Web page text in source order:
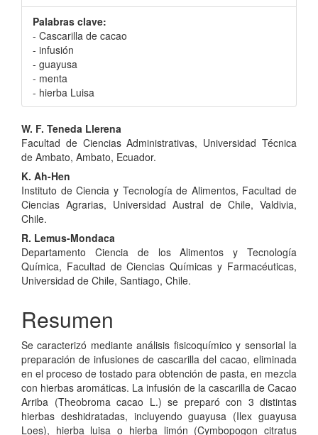
Palabras clave:
- Cascarilla de cacao
- infusión
- guayusa
- menta
- hierba Luisa
Contenido
principal
del
artículo
W. F. Teneda Llerena
Facultad de Ciencias Administrativas, Universidad Técnica
de Ambato, Ambato, Ecuador.
K. Ah-Hen
Instituto de Ciencia y Tecnología de Alimentos, Facultad de
Ciencias Agrarias, Universidad Austral de Chile, Valdivia,
Chile.
R. Lemus-Mondaca
Departamento Ciencia de los Alimentos y Tecnología
Química, Facultad de Ciencias Químicas y Farmacéuticas,
Universidad de Chile, Santiago, Chile.
Resumen
Se caracterizó mediante análisis fisicoquímico y sensorial la
preparación de infusiones de cascarilla del cacao, eliminada
en el proceso de tostado para obtención de pasta, en mezcla
con hierbas aromáticas. La infusión de la cascarilla de Cacao
Arriba (Theobroma cacao L.) se preparó con 3 distintas
hierbas deshidratadas, incluyendo guayusa (Ilex guayusa
Loes), hierba luisa o hierba limón (Cymbopogon citratus